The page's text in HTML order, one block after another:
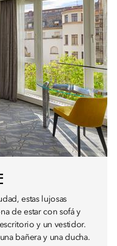
estas lujosas
de estar con sofá y
y un vestidor.
bañera y una ducha.